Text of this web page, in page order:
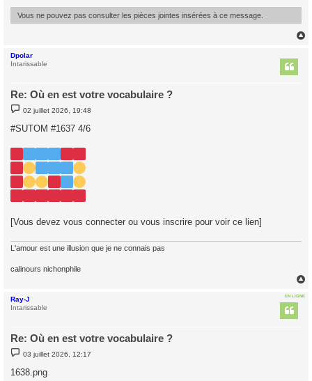
e
Vous ne pouvez pas consulter les pièces jointes insérées à ce message.
Dpolar
Intarissable
Re: Où en est votre vocabulaire ?
M
e
s
s
g
02 juillet 2026, 19:48
#SUTOM #1637 4/6
[Vous devez vous connecter ou vous inscrire pour voir ce lien]
L'amour est une illusion que je ne connais pas
calinours nichonphile
EN LIGNE
Ray-J
Intarissable
Re: Où en est votre vocabulaire ?
M
e
s
s
03 juillet 2026, 12:17
1638.png